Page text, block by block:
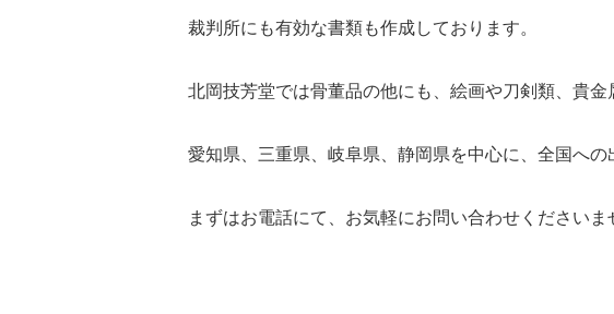
裁判所にも有効な書類も作成しております。
北岡技芳堂では骨董品の他にも、絵画や刀剣類、貴
愛知県、三重県、岐阜県、静岡県を中心に、全国への
まずはお電話にて、お気軽にお問い合わせくださいま